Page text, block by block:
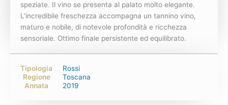
speziate. Il vino se presenta al palato molto elegante.
L’incredibile freschezza accompagna un tannino vino,
maturo e nobile, di notevole profondità e ricchezza
sensoriale. Ottimo finale persistente ed equilibrato.
Tipologia
Rossi
Regione
Toscana
Annata
2019